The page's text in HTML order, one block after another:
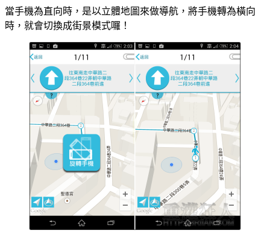
當手機為直向時，是以立體地圖來做導航，將手機轉為橫向
時，就會切換成街景模式囉！